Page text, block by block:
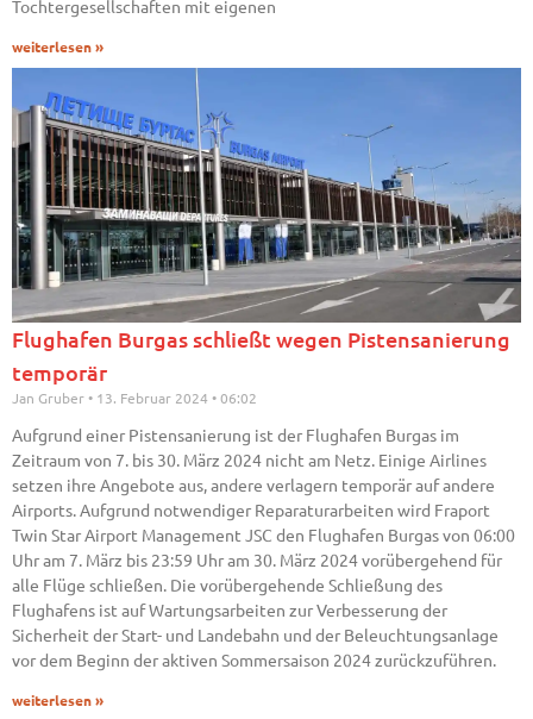
Tochtergesellschaften mit eigenen
weiterlesen »
Flughafen Burgas schließt wegen Pistensanierung
temporär
Jan Gruber 13. Februar 2024 06:02
Aufgrund einer Pistensanierung ist der Flughafen Burgas im
Zeitraum von 7. bis 30. März 2024 nicht am Netz. Einige Airlines
setzen ihre Angebote aus, andere verlagern temporär auf andere
Airports. Aufgrund notwendiger Reparaturarbeiten wird Fraport
Twin Star Airport Management JSC den Flughafen Burgas von 06:00
Uhr am 7. März bis 23:59 Uhr am 30. März 2024 vorübergehend für
alle Flüge schließen. Die vorübergehende Schließung des
Flughafens ist auf Wartungsarbeiten zur Verbesserung der
Sicherheit der Start- und Landebahn und der Beleuchtungsanlage
vor dem Beginn der aktiven Sommersaison 2024 zurückzuführen.
weiterlesen »